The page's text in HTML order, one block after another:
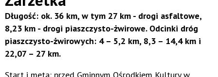
Długość: ok. 36 km, w tym 27 km - drogi asfaltowe,
8,23 km - drogi piaszczysto-żwirowe. Odcinki dróg
piaszczysto-żwirowych: 4 – 5,2 km, 8,3 – 14,4 km i
22,07 – 27 km.